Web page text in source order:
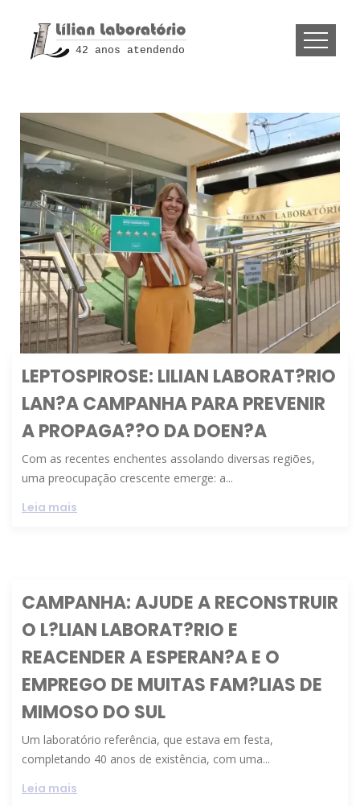
42 anos atendendo
LEPTOSPIROSE: LILIAN LABORAT?RIO
LAN?A CAMPANHA PARA PREVENIR
A PROPAGA??O DA DOEN?A
Com as recentes enchentes assolando diversas regiões,
uma preocupação crescente emerge: a...
Leia mais
CAMPANHA: AJUDE A RECONSTRUIR
O L?LIAN LABORAT?RIO E
REACENDER A ESPERAN?A E O
EMPREGO DE MUITAS FAM?LIAS DE
MIMOSO DO SUL
Um laboratório referência, que estava em festa,
completando 40 anos de existência, com uma...
Leia mais